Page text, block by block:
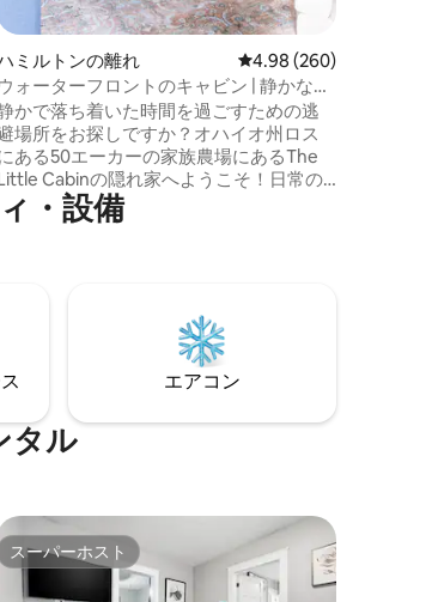
ミルトンの離れ レビュー260件、5つ星
4.98 (260)
ォーターフロントのキャビン | 静かな池
ほとりでくつろぐ
かで落ち着いた時間を過ごすための逃
場所をお探しですか？オハイオ州ロス
ある50エーカーの家族農場にあるThe
Cabinの隠れ家へようこそ！日常の
煩わしさから離れ、快適なキャビンで自
然を満喫できる場所へお連れします。す
ドを使ったり、ポーチに座って鳥の声を
聞くのを楽しんだりすることができま
す。野生のターキーやホワイトテールの
カが走り回っているのを見かけるかも
しれません。
・設備
エアコン
タル
スーパーホスト
スーパーホスト